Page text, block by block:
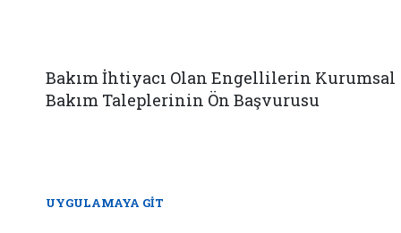
Bakım İhtiyacı Olan Engellilerin Kurumsal
Bakım Taleplerinin Ön Başvurusu
UYGULAMAYA GİT